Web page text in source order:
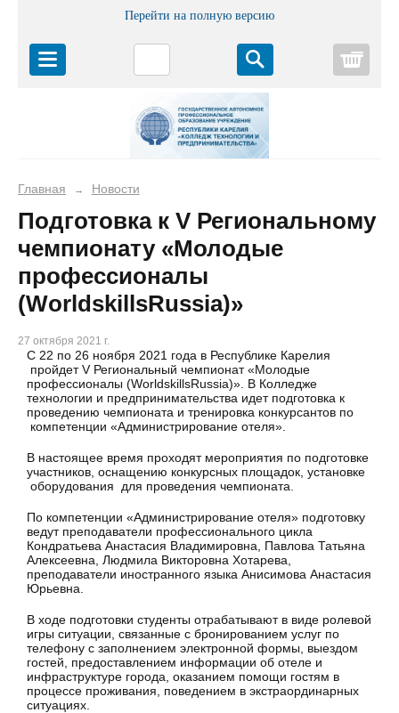
Перейти на полную версию
Главная → Новости
Подготовка к V Региональному
чемпионату «Молодые
профессионалы
(WorldskillsRussia)»
27 октября 2021 г.
С 22 по 26 ноября 2021 года в Республике Карелия
пройдет V Региональный чемпионат «Молодые
профессионалы (WorldskillsRussia)». В Колледже
технологии и предпринимательства идет подготовка к
проведению чемпионата и тренировка конкурсантов по
компетенции «Администрирование отеля».
В настоящее время проходят мероприятия по подготовке
участников, оснащению конкурсных площадок, установке
оборудования для проведения чемпионата.
По компетенции «Администрирование отеля» подготовку
ведут преподаватели профессионального цикла
Кондратьева Анастасия Владимировна, Павлова Татьяна
Алексеевна, Людмила Викторовна Хотарева,
преподаватели иностранного языка Анисимова Анастасия
Юрьевна.
В ходе подготовки студенты отрабатывают в виде ролевой
игры ситуации, связанные с бронированием услуг по
телефону с заполнением электронной формы, выездом
гостей, предоставлением информации об отеле и
инфраструктуре города, оказанием помощи гостям в
процессе проживания, поведением в экстраординарных
ситуациях.